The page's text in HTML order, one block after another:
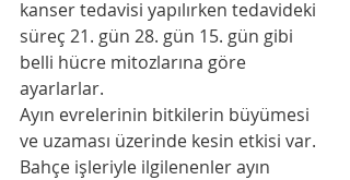
kanser tedavisi yapılırken tedavideki
süreç 21. gün 28. gün 15. gün gibi
belli hücre mitozlarına göre
ayarlarlar.
Ayın evrelerinin bitkilerin büyümesi
ve uzaması üzerinde kesin etkisi var.
Bahçe işleriyle ilgilenenler ayın